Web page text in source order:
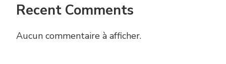
Recent Comments
Aucun commentaire à afficher.